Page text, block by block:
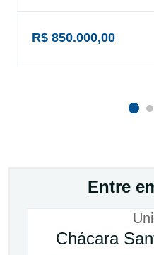
R$ 850.000,00
Entre
Chácara